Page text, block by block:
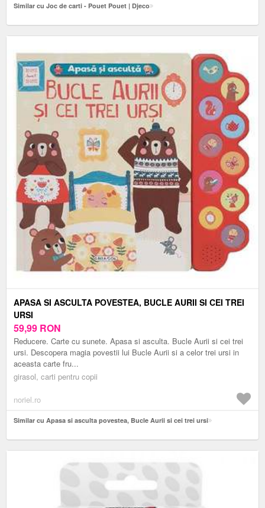
Similar cu Joc de carti - Pouet Pouet | Djeco
APASA SI ASCULTA POVESTEA, BUCLE AURII SI CEI TREI
URSI
59,99 RON
Reducere. Carte cu sunete. Apasa si asculta. Bucle Aurii si cei trei
ursi. Descopera magia povestii lui Bucle Aurii si a celor trei ursi in
aceasta carte fru...
girasol, carti pentru copii
noriel.ro
Similar cu Apasa si asculta povestea, Bucle Aurii si cei trei ursi